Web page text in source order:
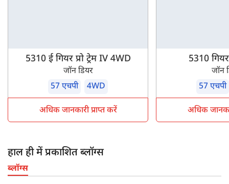
5310 ई गियर प्रो ट्रेम IV 4WD
जॉन डियर
57 एचपी
4WD
अधिक जानकारी प्राप्त करें
5310 गियर
जॉन
57 एचपी
अधिक
हाल ही में प्रकाशित ब्लॉग्स
ब्लॉग्स